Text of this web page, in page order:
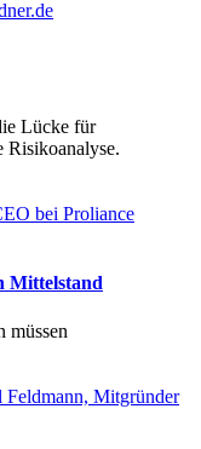
Lücke für
Risikoanalyse.
Mittelstand
müssen